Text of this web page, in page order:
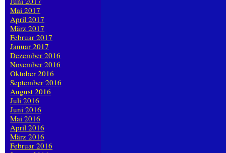
Mai 2017
April 2017
März 2017
Februar 2017
Januar 2017
Dezember 2016
November 2016
Oktober 2016
September 2016
August 2016
Juli 2016
Juni 2016
Mai 2016
April 2016
März 2016
Februar 2016